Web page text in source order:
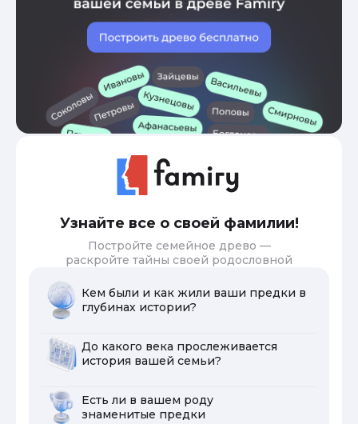
Узнайте все о своей фамилии!
Постройте семейное древо —
раскройте тайны своей родословной
Кем были и как жили ваши предки в
глубинах истории?
До какого века прослеживается
история вашей семьи?
Есть ли в вашем роду
знаменитые предки